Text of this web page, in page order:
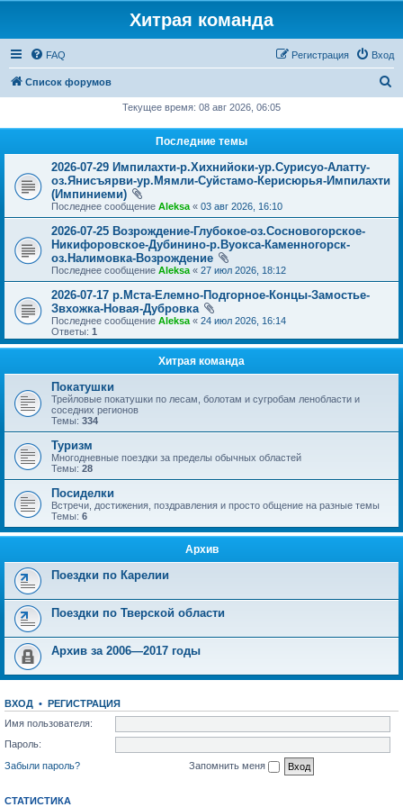
Хитрая команда
FAQ Вход
Регистрация
Список форумов
Текущее время: 08 авг 2026, 06:05
Последние темы
2026-07-29 Импилахти-р.Хихнийоки-ур.Сурисуо-Алатту-
оз.Янисъярви-ур.Мямли-Суйстамо-Керисюрья-Импилахти
(Импиниеми)
Последнее сообщение Aleksa « 03 авг 2026, 16:10
2026-07-25 Возрождение-Глубокое-оз.Сосновогорское-
Никифоровское-Дубинино-р.Вуокса-Каменногорск-
оз.Налимовка-Возрождение
Последнее сообщение Aleksa « 27 июл 2026, 18:12
2026-07-17 р.Мста-Елемно-Подгорное-Концы-Замостье-
Звхожка-Новая-Дубровка
Последнее сообщение Aleksa « 24 июл 2026, 16:14
Ответы: 1
Хитрая команда
Покатушки
Трейловые покатушки по лесам, болотам и сугробам ленобласти и
соседних регионов
Темы: 334
Туризм
Многодневные поездки за пределы обычных областей
Темы: 28
Посиделки
Встречи, достижения, поздравления и просто общение на разные темы
Темы: 6
Архив
Поездки по Карелии
Поездки по Тверской области
Архив за 2006—2017 годы
ВХОД • РЕГИСТРАЦИЯ
Имя пользователя:
Пароль:
Забыли пароль?
Запомнить меня
СТАТИСТИКА